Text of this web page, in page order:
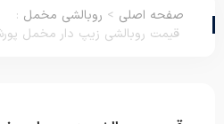
صفحه اصلی > روبالشی مخمل :
قیمت روبالشی زیپ دار مخمل